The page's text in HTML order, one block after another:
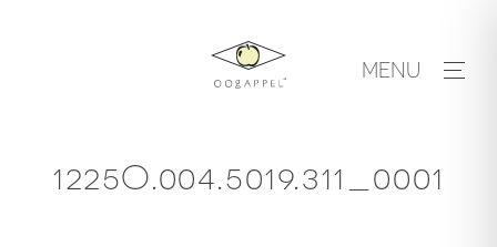
MENU
1225O.004.5019.311_0001